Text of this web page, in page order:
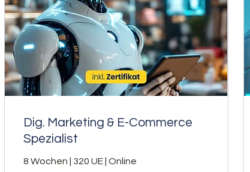
Dig. Marketing & E-Commerce
Spezialist
8 Wochen | 320 UE | Online